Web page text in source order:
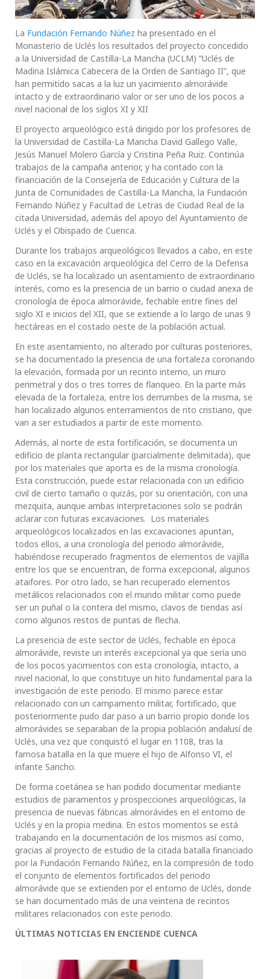
La Fundación Fernando Núñez ha presentado en el
Monasterio de Uclés los resultados del proyecto concedido
a la Universidad de Castilla-La Mancha (UCLM) “Uclés de
Madina Islámica Cabecera de la Orden de Santiago II”, que
han permitido sacas a la luz un yacimiento almorávide
intacto y de extraordinario valor or ser uno de los pocos a
nivel nacional de los siglos XI y XII
El proyecto arqueológico está dirigido por los profesores de
la Universidad de Castilla-La Mancha David Gallego Valle,
Jesús Manuel Molero García y Cristina Peña Ruiz. Continúa
trabajos de la campaña anterior, y ha contado con la
financiación de la Consejería de Educación y Cultura de la
Junta de Comunidades de Castilla-La Mancha, la Fundación
Fernando Núñez y Facultad de Letras de Ciudad Real de la
citada Universidad, además del apoyo del Ayuntamiento de
Uclés y el Obispado de Cuenca.
Durante los trabajos arqueológicos llevados a cabo, en este
caso en la excavación arqueológica del Cerro de la Defensa
de Uclés, se ha localizado un asentamiento de extraordinario
interés, como es la presencia de un barrio o ciudad anexa de
cronología de época almorávide, fechable entre fines del
siglo XI e inicios del XII, que se extiende a lo largo de unas 9
hectáreas en el costado oeste de la población actual.
En este asentamiento, no alterado por culturas posteriores,
se ha documentado la presencia de una fortaleza coronando
la elevación, formada por un recinto interno, un muro
perimetral y dos o tres torres de flanqueo. En la parte más
elevada de la fortaleza, entre los derrumbes de la misma, se
han localizado algunos enterramientos de rito cristiano, que
van a ser estudiados a partir de este momento.
Además, al norte de esta fortificación, se documenta un
edificio de planta rectangular (parcialmente delimitada), que
por los materiales que aporta es de la misma cronología.
Esta construcción, puede estar relacionada con un edificio
civil de cierto tamaño o quizás, por su orientación, con una
mezquita, aunque ambas interpretaciones solo se podrán
aclarar con futuras excavaciones. Los materiales
arqueológicos localizados en las excavaciones apuntan,
todos ellos, a una cronología del periodo almorávide,
habiéndose recuperado fragmentos de elementos de vajilla
entre los que se encuentran, de forma excepcional, algunos
ataifores. Por otro lado, se han recuperado elementos
metálicos relacionados con el mundo militar como puede
ser un puñal o la contera del mismo, clavos de tiendas así
como algunos restos de puntas de flecha.
La presencia de este sector de Uclés, fechable en época
almorávide, reviste un interés excepcional ya que sería uno
de los pocos yacimientos con esta cronología, intacto, a
nivel nacional, lo que constituye un hito fundamental para la
investigación de este periodo. El mismo parece estar
relacionado con un campamento militar, fortificado, que
posteriormente pudo dar paso a un barrio propio donde los
almorávides se separaban de la propia población andalusí de
Uclés, una vez que conquistó el lugar en 1108, tras la
famosa batalla en la que muere el hijo de Alfonso VI, el
infante Sancho.
De forma coetánea se han podido documentar mediante
estudios de paramentos y prospecciones arqueológicas, la
presencia de nuevas fábricas almorávides en el entorno de
Uclés y en la propia medina. En estos momentos se está
trabajando en la documentación de los mismos así como,
gracias al proyecto de estudio de la citada batalla financiado
por la Fundación Fernando Núñez, en la compresión de todo
el conjunto de elementos fortificados del periodo
almorávide que se extienden por el entorno de Uclés, donde
se han documentado más de una veintena de recintos
militares relacionados con este periodo.
ÚLTIMAS NOTICIAS EN ENCIENDE CUENCA